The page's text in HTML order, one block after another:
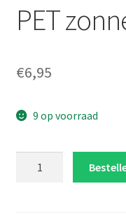
PET
€6,95
9 op voorraad